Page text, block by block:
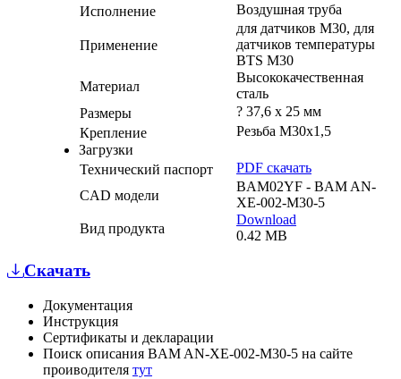
Исполнение
Воздушная труба
Применение
для датчиков M30, для
датчиков температуры
BTS M30
Материал
Высококачественная
сталь
Размеры
? 37,6 x 25 мм
Крепление
Резьба M30x1,5
Загрузки
Технический паспорт
PDF скачать
CAD модели
BAM02YF - BAM AN-
XE-002-M30-5
Вид продукта
Download
0.42 MB
Скачать
Документация
Инструкция
Сертификаты и декларации
Поиск описания BAM AN-XE-002-M30-5 на сайте
проиводителя тут